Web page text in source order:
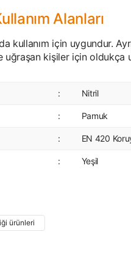
Alanları
kullanım için uygundur.
kişiler için oldukça
: Nitril
: Pamuk
: EN 420
: Yeşil
ürünleri